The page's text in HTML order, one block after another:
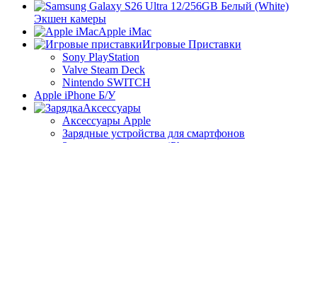
Экшен камеры
Apple iMac
Игровые Приставки
Sony PlayStation
Valve Steam Deck
Nintendo SWITCH
Apple iPhone Б/У
Аксессуары
Аксессуары Apple
Зарядные устройства для смартфонов
Защитные стекла для iPhone